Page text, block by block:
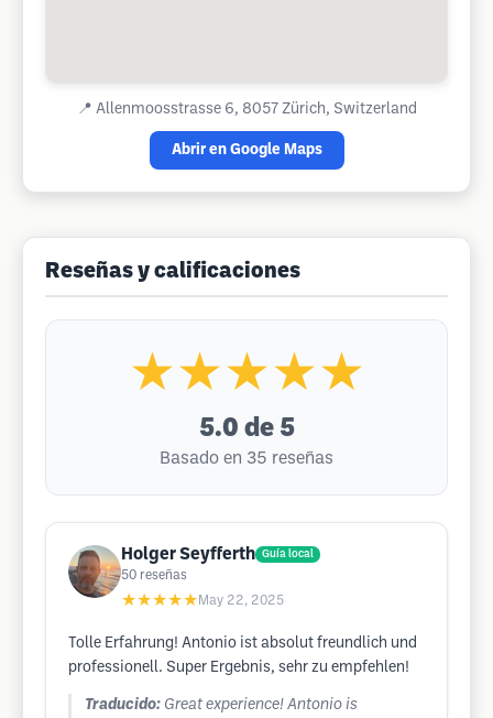
📍 Allenmoosstrasse 6, 8057 Zürich, Switzerland
Abrir en Google Maps
Reseñas y calificaciones
★★★★★
5.0 de 5
Basado en 35 reseñas
Holger Seyfferth Guía local
50 reseñas
★★★★★ May 22, 2025
Tolle Erfahrung! Antonio ist absolut freundlich und
professionell. Super Ergebnis, sehr zu empfehlen!
Traducido: Great experience! Antonio is